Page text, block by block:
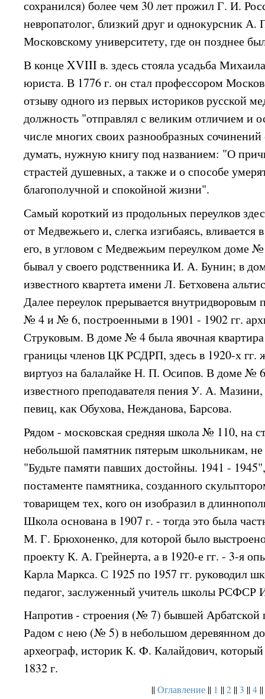
сохранился) более чем 30 лет прожил Г. И.
невропатолог, близкий друг и однокурсник А.
Московскому университету, где он позднее
В конце XVIII в. здесь стояла усадьба
юриста. В 1776 г. он стал профессором
отзыву одного из первых историков русской
должность "отправлял с великим отличием и
числе многих своих разнообразных
думать, нужную книгу под названием: "О
страстей душевных, а также и о способе
благополучной и спокойной жизни".
Самый короткий из продольных переулков
от Медвежьего и, слегка изгибаясь, вливается
его, в угловом с Медвежьим переулком доме
бывал у своего родственника И. А. Бунин; в
известного квартета имени Л. Бетховена
Далее переулок прерывается
№ 4 и № 6, построенными в 1901 - 1902 гг.
Струковым. В доме № 4 была явочная
границы членов ЦК РСДРП, здесь в 1920-х гг.
виртуоз на балалайке Н. П. Осипов. В доме №
известного преподавателя пения У. А.
певиц, как Обухова, Нежданова, Барсова.
Рядом - московская средняя школа № 110, на
небольшой памятник пятерым школьникам,
"Будьте памяти павших достойны. 1941 -
постаменте памятника, созданного
товарищем тех, кого он изобразил в
Школа основана в 1907 г. - тогда это была
М. Г. Брюхоненко, для которой было
проекту К. А. Грейнерта, а в 1920-е гг. - 3-я
Карла Маркса. С 1925 по 1957 гг. руководил
педагог, заслуженный учитель школы РСФСР
Напротив - строения (№ 7) бывшей Арбатской
Радом с нею (№ 5) в небольшом деревянном
археограф, историк К. Ф. Калайдович,
1832 г.
|| Оглавление || 1 || 2 || 3 || 4 ||